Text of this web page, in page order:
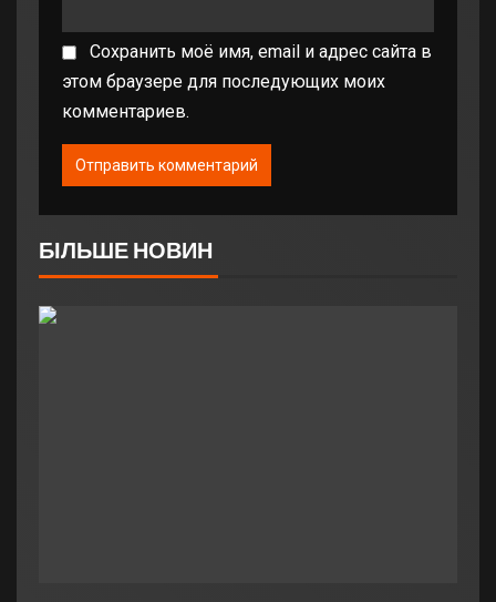
Сохранить моё имя, email и адрес сайта в
этом браузере для последующих моих
комментариев.
БІЛЬШЕ НОВИН